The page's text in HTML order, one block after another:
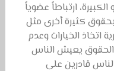
ارتباطاً عضوياً
بحقوق كثيرة أخرى مثل
اتخاذ الخيارات وعدم
الحقوق يعيش الناس
قادرين على